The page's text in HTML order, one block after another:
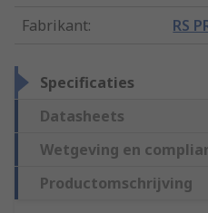
Fabrikant: RS
Specificaties
Datasheets
Wetgeving en
Productomschrijving